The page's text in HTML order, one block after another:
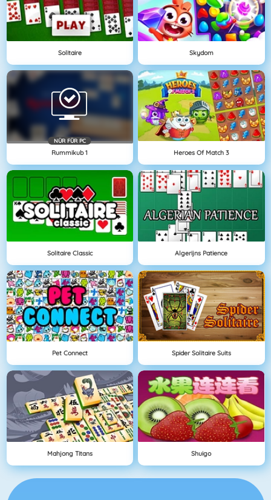
Solitaire Skydom
NÜR FÜR PC
Rummikub 1 Heroes Of Match 3
Solitaire Classic Algerijns Patience
Pet Connect Spider Solitaire Suits
Mahjong Titans Shuigo